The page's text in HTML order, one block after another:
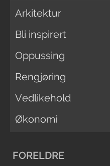
Arkitektur
Bli inspirert
Oppussing
Rengjøring
Vedlikehold
Økonomi
FORELDRE